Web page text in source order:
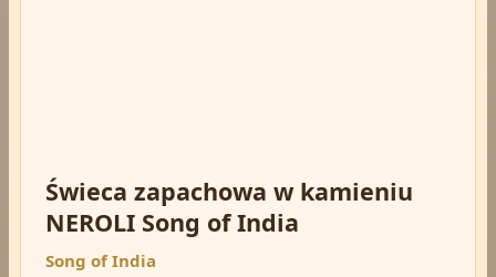
Świeca zapachowa w kamieniu
NEROLI Song of India
Song of India